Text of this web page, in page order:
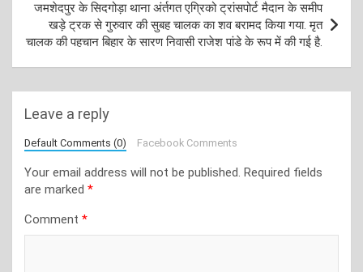
जमशेदपुर के सिदगोड़ा थाना अंर्तगत एग्रिको ट्रांसपोर्ट मैदान के समीप
खड़े ट्रक से गुरुवार की सुबह चालक का शव बरामद किया गया. मृत
चालक की पहचान बिहार के सारण निवासी राजेश पांडे के रूप में की गई है.
Leave a reply
Default Comments (0) Facebook Comments
Your email address will not be published. Required fields
are marked *
Comment *